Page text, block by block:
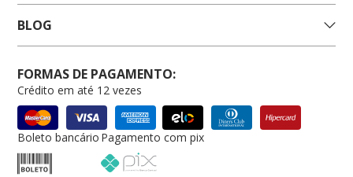
BLOG
FORMAS DE PAGAMENTO:
Crédito em até 12 vezes
Boleto bancário Pagamento com pix